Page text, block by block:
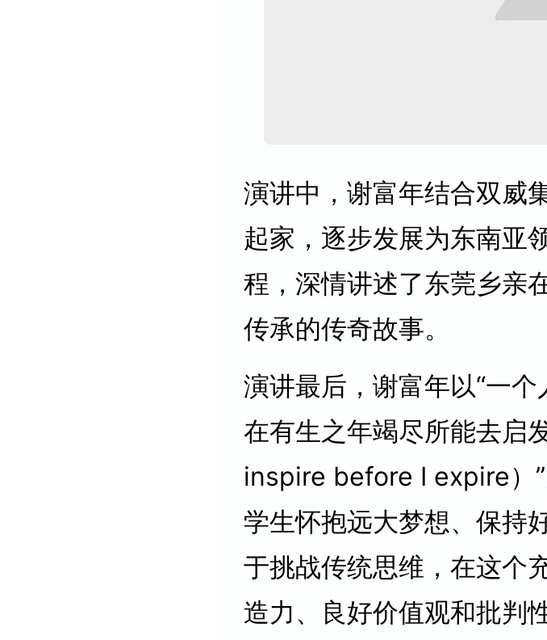
演讲中，谢富年结合双威
起家，逐步发展为东南亚
程，深情讲述了东莞乡亲
传承的传奇故事。
演讲最后，谢富年以“一
在有生之年竭尽所能去启
inspire before I expire）
学生怀抱远大梦想、保持
于挑战传统思维，在这个
造力、良好价值观和批判